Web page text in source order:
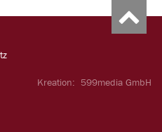
Kreation: 599media GmbH